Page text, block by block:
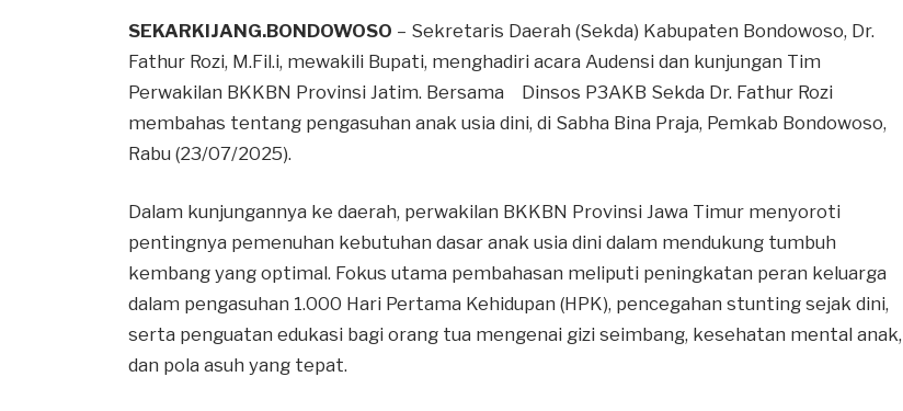
SEKARKIJANG.BONDOWOSO – Sekretaris Daerah (Sekda) Kabupaten Bondowoso, Dr.
Fathur Rozi, M.Fil.i, mewakili Bupati, menghadiri acara Audensi dan kunjungan Tim
Perwakilan BKKBN Provinsi Jatim. Bersama Dinsos P3AKB Sekda Dr. Fathur Rozi
membahas tentang pengasuhan anak usia dini, di Sabha Bina Praja, Pemkab Bondowoso,
Rabu (23/07/2025).
Dalam kunjungannya ke daerah, perwakilan BKKBN Provinsi Jawa Timur menyoroti
pentingnya pemenuhan kebutuhan dasar anak usia dini dalam mendukung tumbuh
kembang yang optimal. Fokus utama pembahasan meliputi peningkatan peran keluarga
dalam pengasuhan 1.000 Hari Pertama Kehidupan (HPK), pencegahan stunting sejak dini,
serta penguatan edukasi bagi orang tua mengenai gizi seimbang, kesehatan mental anak,
dan pola asuh yang tepat.